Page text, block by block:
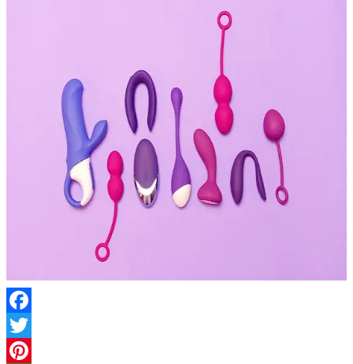
Facebook
Twitter